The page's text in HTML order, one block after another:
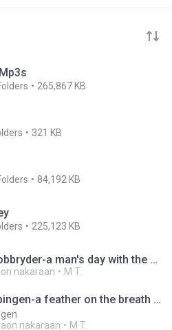
265,867 KB
321 KB
84,192 KB
225,123 KB
2012-01-26 robbryder-a man's day with the clerk of court.mp3
nakaraan M T.
hildegard of bingen-a feather on the breath of god -bbc radio documentary.mp3
nakaraan M T.